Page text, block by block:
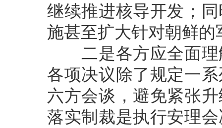
继续推进核导开发；
施甚至扩大针对朝鲜
二是各方应全面理
各项决议除了规定一
六方会谈，避免紧张
落实制裁是执行安理